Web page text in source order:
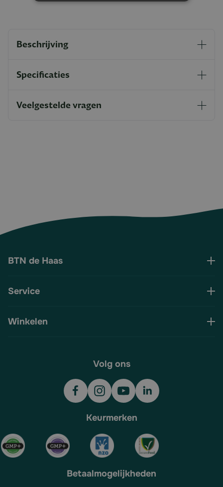
Beschrijving
Specificaties
Veelgestelde vragen
BTN de Haas
Service
Winkelen
Volg ons
Keurmerken
Betaalmogelijkheden